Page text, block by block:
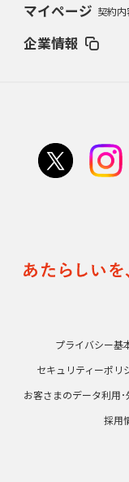
マイページ 契約
企業情報
プライバシー基
セキュリティーポリ
お客さまのデータ利用
採用